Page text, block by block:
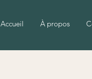
Accueil À propos